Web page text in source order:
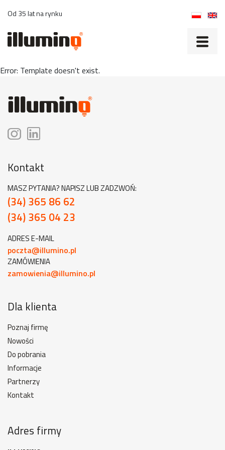
Od 35 lat na rynku
Error: Template doesn't exist.
Kontakt
MASZ PYTANIA? NAPISZ LUB ZADZWOŃ:
(34) 365 86 62
(34) 365 04 23
ADRES E-MAIL
poczta@illumino.pl
ZAMÓWIENIA
zamowienia@illumino.pl
Dla klienta
Poznaj firmę
Nowości
Do pobrania
Informacje
Partnerzy
Kontakt
Adres firmy